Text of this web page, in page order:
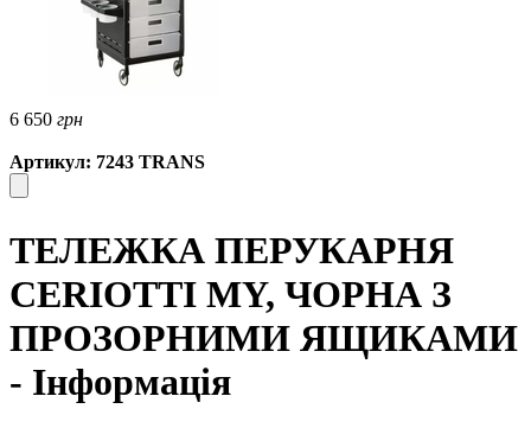
6 650 грн
Артикул: 7243 TRANS
ТЕЛЕЖКА ПЕРУКАРНЯ
CERIOTTI MY, ЧОРНА З
ПРОЗОРНИМИ ЯЩИКАМИ
- Інформація